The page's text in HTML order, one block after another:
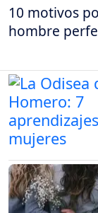
10 motivos
hombre